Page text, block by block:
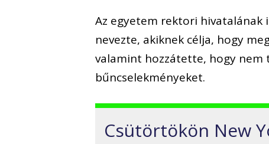
Az egyetem rektori hivatalának
nevezte, akiknek célja, hogy
valamint hozzátette, hogy nem
bűncselekményeket.
Csütörtökön New